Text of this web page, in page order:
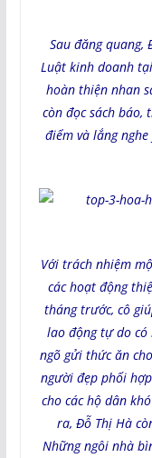
Sau đăng quang,
Luật kinh doanh
hoàn thiện nhan
còn đọc sách
điểm và lắng
Với trách nhiệm
các hoạt động
tháng trước, cô
lao động tự do có
ngõ gửi thức ăn
người đẹp phối
cho các hộ dân
ra, Đỗ Thị Hà
Những ngôi nhà